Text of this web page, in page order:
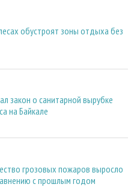
обустроят зоны отдыха без
закон о санитарной вырубке
на Байкале
грозовых пожаров выросло
с прошлым годом